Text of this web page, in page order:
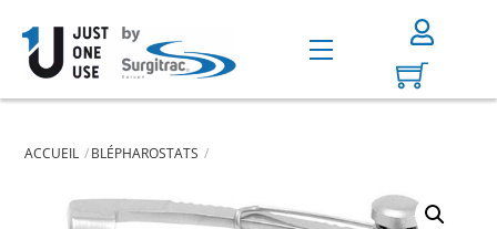
content
Menu
ACCUEIL BLÉPHAROSTATS